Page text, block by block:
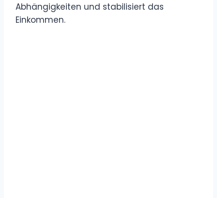
Abhängigkeiten und stabilisiert das
Einkommen.